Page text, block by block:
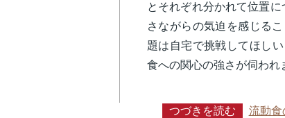
とそれぞれ分かれて位置
さながらの気迫を感じる
題は自宅で挑戦してほし
食への関心の強さが伺われ
つづきを読む 流動